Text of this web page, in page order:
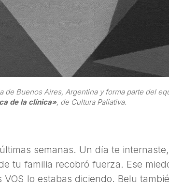
de Buenos Aires, Argentina y forma parte del
de la clínica», de Cultura Paliativa.
semanas. Un día te
tu familia recobró fuerza. Ese
lo estabas diciendo. Belu